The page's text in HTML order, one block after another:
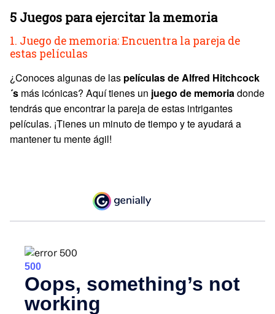
5 Juegos para ejercitar la memoria
1. Juego de memoria: Encuentra la pareja de
estas películas
¿Conoces algunas de las películas de Alfred Hitchcock
´s más icónicas? Aquí tienes un juego de memoria donde
tendrás que encontrar la pareja de estas intrigantes
películas. ¡Tienes un minuto de tiempo y te ayudará a
mantener tu mente ágil!